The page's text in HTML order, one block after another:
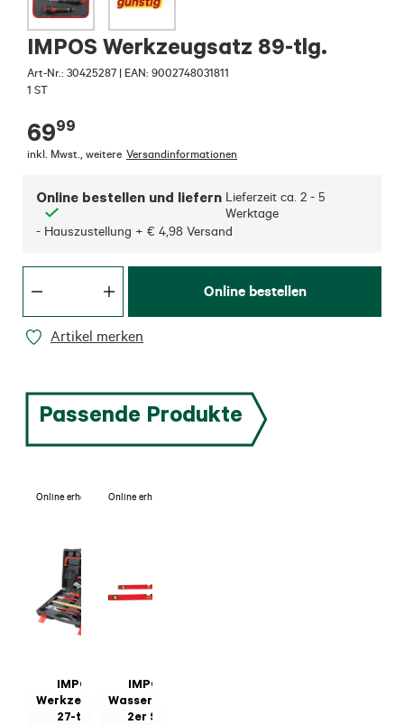
IMPOS Werkzeugsatz 89-tlg.
Art-Nr.: 30425287 | EAN: 9002748031811
1 ST
6999
inkl. Mwst. weitere Versandinformationen
Online bestellen und liefern Lieferzeit ca. 2 - 5
Werktage
- Hauszustellung + € 4,98 Versand
Online bestellen
Artikel merken
Passende Produkte
Online erhältlich
IMPOS
Werkzeugkoffer
27-tlg.
Online erhältlich
IMPOS
Wasserwaage
2er Set